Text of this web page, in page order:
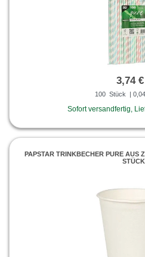
3,74
100 Stück |
Sofort versandfertig,
PAPSTAR TRINKBECHER PURE AUS
STÜCK